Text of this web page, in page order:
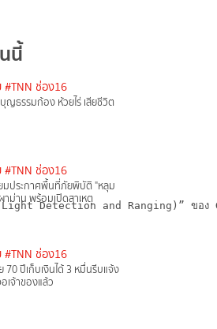
Detection and Ranging)” ของ
นี้
#TNN ช่อง16
ธรรมก้อง ห้วยไร่ เสียชีวิต
#TNN ช่อง16
มประกาศพื้นที่ภัยพิบัติ "หลุม
ม่าน พร้อมเปิดสาเหตุ
#TNN ช่อง16
70 ปีเก็บเงินได้ 3 หมื่นรีบแจ้ง
เจ้าของแล้ว